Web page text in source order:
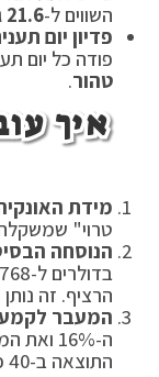
השווים ל-21.6 גרם כסף טהור
פדיון יום
פודה כל יום תענית ב-
טהור.
איך
מידת
טרוי"
הנוסחה
הרציף. זה
המעבר
ה-16%
התוצאה ב-40 כדי לקבל את שווי הפרוטה המדויק.